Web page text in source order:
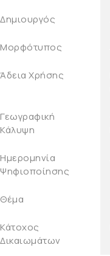
Δημιουργός
Μορφότυπος
Άδεια Χρήσης
Γεωγραφική
Κάλυψη
Ημερομηνία
Ψηφιοποίησης
Θέμα
Κάτοχος
Δικαιωμάτων